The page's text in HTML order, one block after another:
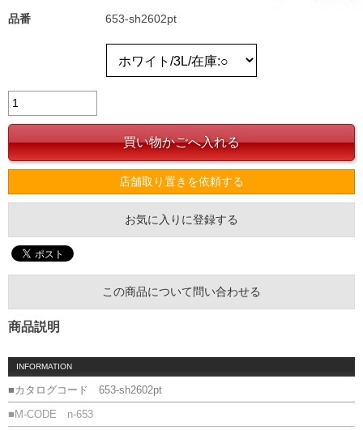
品番 653-sh2602pt
店舗取り置きを依頼する
お気に入りに登録する
この商品について問い合わせる
商品説明
INFORMATION
■カタログコード 653-sh2602pt
■M-CODE n-653